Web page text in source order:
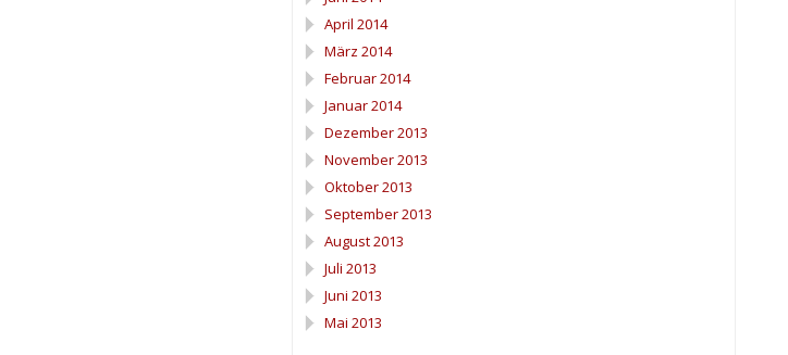
April 2014
März 2014
Februar 2014
Januar 2014
Dezember 2013
November 2013
Oktober 2013
September 2013
August 2013
Juli 2013
Juni 2013
Mai 2013